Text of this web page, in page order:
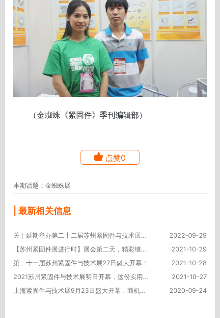
（金蜘蛛《紧固件》季刊编辑部）
点赞0
本期话题：金蜘蛛展
| 最新相关信息
关于延期举办第二十二届苏州紧固件与技术展的通知
2022-09-29
【苏州紧固件展进行时】展会第二天，精彩继续，热情不减！
2021-10-29
第二十一届苏州紧固件与技术展27日盛大开幕！
2021-10-28
2021苏州紧固件与技术展明日开幕，这份实用的逛展攻略请收好！
2021-10-27
上海紧固件与技术展9月23日盛大开幕，商机涌动！
2020-09-24